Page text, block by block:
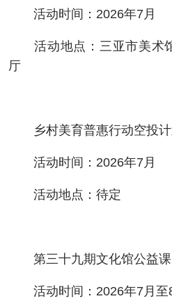
活动时间：2026年7月
活动地点：三亚市美术
厅
乡村美育普惠行动空投计
活动时间：2026年7月
活动地点：待定
第三十九期文化馆公益课
活动时间：2026年7月至